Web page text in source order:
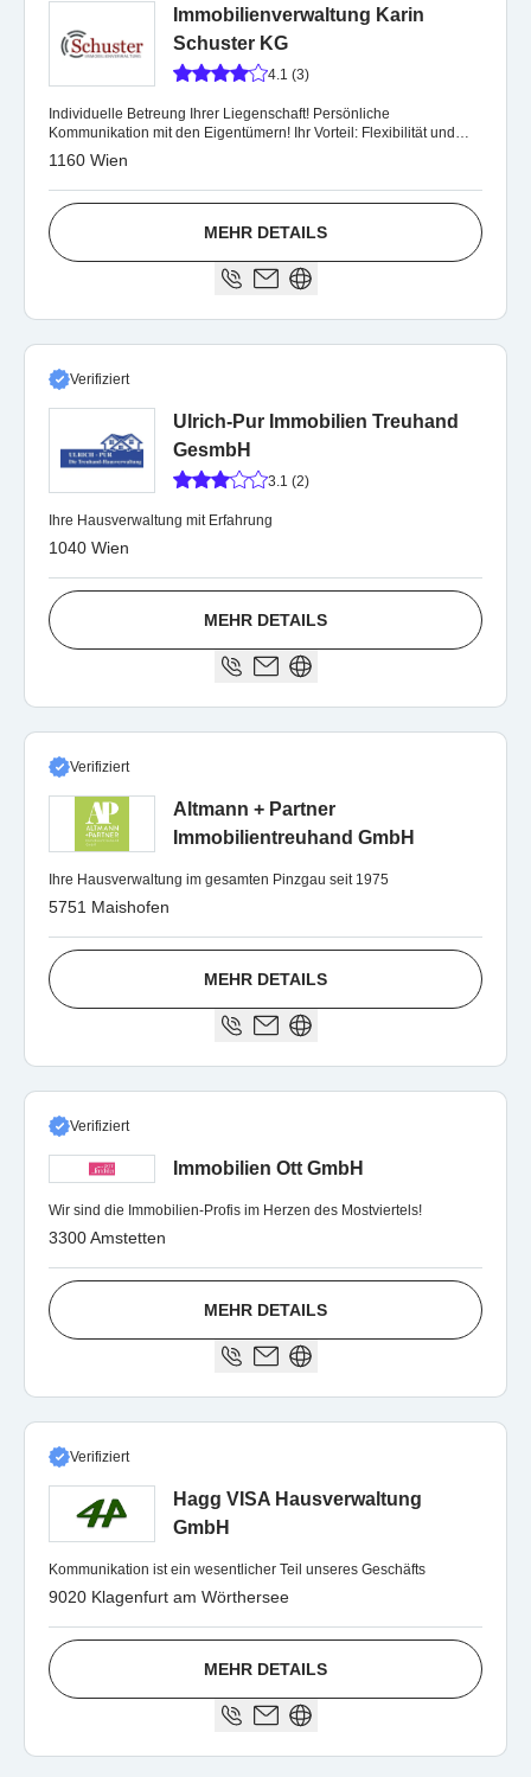
Immobilienverwaltung Karin
Schuster KG
4.1 (3)
Individuelle Betreung Ihrer Liegenschaft! Persönliche
Kommunikation mit den Eigentümern! Ihr Vorteil: Flexibilität und
kurze Reaktionszeiten!
1160 Wien
MEHR DETAILS
Verifiziert
Ulrich-Pur Immobilien Treuhand
GesmbH
3.1 (2)
Ihre Hausverwaltung mit Erfahrung
1040 Wien
MEHR DETAILS
Verifiziert
Altmann + Partner
Immobilientreuhand GmbH
Ihre Hausverwaltung im gesamten Pinzgau seit 1975
5751 Maishofen
MEHR DETAILS
Verifiziert
Immobilien Ott GmbH
Wir sind die Immobilien-Profis im Herzen des Mostviertels!
3300 Amstetten
MEHR DETAILS
Verifiziert
Hagg VISA Hausverwaltung
GmbH
Kommunikation ist ein wesentlicher Teil unseres Geschäfts
9020 Klagenfurt am Wörthersee
MEHR DETAILS